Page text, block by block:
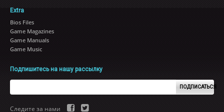
Extra
Bios Files
Game Magazines
Game Manuals
Game Music
Подпишитесь на нашу рассылку
ПОДПИСАТЬСЯ
Следите за нами